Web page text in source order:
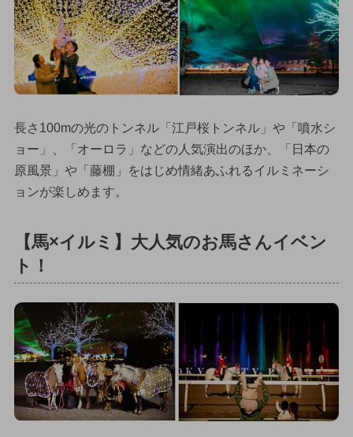
長さ100mの光のトンネル「江戸桜トンネル」や「噴水シ
ョー」、「オーロラ」などの人気演出のほか、「日本の
原風景」や「藤棚」をはじめ情緒あふれるイルミネーシ
ョンが楽しめます。
【馬×イルミ】大人気のお馬さんイベン
ト！